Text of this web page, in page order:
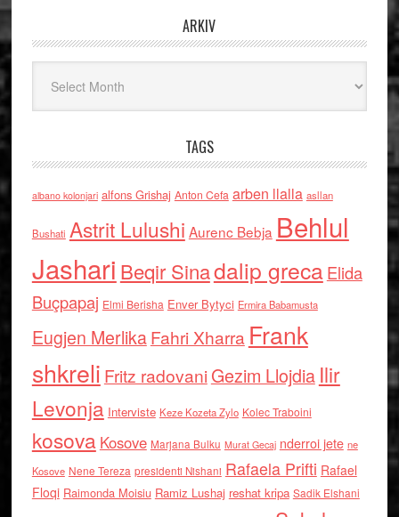
ARKIV
TAGS
albano kolonjari alfons Grishaj Anton Cefa arben llalla asllan
Bushati Astrit Lulushi Aurenc Bebja Behlul
Jashari Beqir Sinadalip grecaElida
Buçpapaj Elmi Berisha Enver Bytyci Ermira Babamusta
Eugjen MerlikaFahri Xharra Frank
shkreli Fritz radovaniGezim Llojdia Ilir
Levonja Interviste Keze Kozeta Zylo Kolec Traboini
kosova Kosove Marjana Bulku Murat Gecaj nderroi jete ne
Kosove Nene Tereza presidenti Nishani Rafaela Prifti Rafael
Floqi Raimonda Moisiu Ramiz Lushaj reshat kripa Sadik Elshani